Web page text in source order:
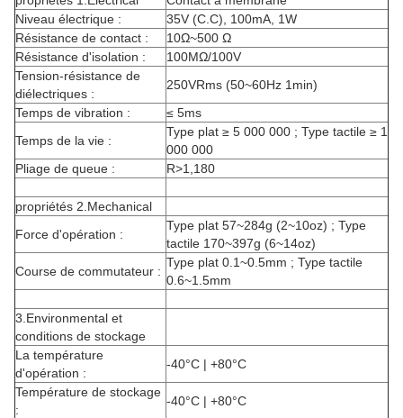
Niveau électrique :
35V (C.C), 100mA, 1W
Résistance de contact :
10Ω~500 Ω
Résistance d'isolation :
100MΩ/100V
Tension-résistance de
diélectriques :
250VRms (50~60Hz 1min)
Temps de vibration :
≤ 5ms
Temps de la vie :
Type plat ≥ 5 000 000 ; Type tactile ≥ 1
000 000
Pliage de queue :
R>1,180
propriétés 2.Mechanical
Force d'opération :
Type plat 57~284g (2~10oz) ; Type
tactile 170~397g (6~14oz)
Course de commutateur :
Type plat 0.1~0.5mm ; Type tactile
0.6~1.5mm
3.Environmental et
conditions de stockage
La température
d'opération :
-40°C | +80°C
Température de stockage
:
-40°C | +80°C